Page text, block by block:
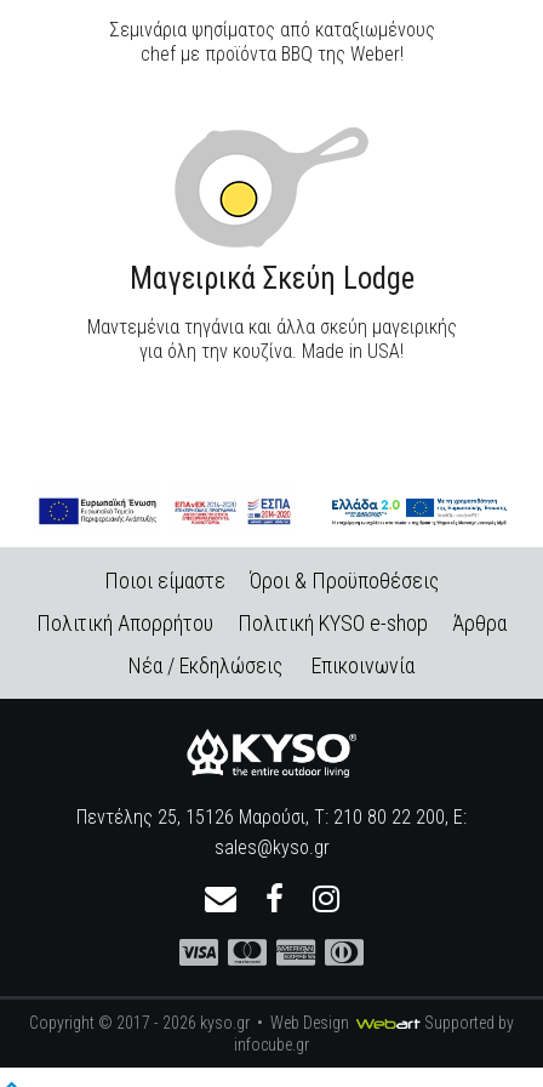
Σεμινάρια ψησίματος από καταξιωμένους
chef με προϊόντα BBQ της Weber!
Μαγειρικά Σκεύη Lodge
Μαντεμένια τηγάνια και άλλα σκεύη μαγειρικής
για όλη την κουζίνα. Made in USA!
Ποιοι είμαστε
Όροι & Προϋποθέσεις
Πολιτική Απορρήτου
Πολιτική KYSO e-shop
Άρθρα
Νέα / Εκδηλώσεις
Επικοινωνία
Πεντέλης 25, 15126 Μαρούσι, Τ: 210 80 22 200, E:
sales@kyso.gr
Copyright © 2017 - 2026 kyso.gr • Web Design
Supported by
infocube.gr